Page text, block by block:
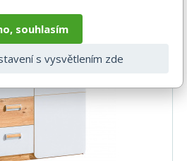
souhlasím
s vysvětlením zde